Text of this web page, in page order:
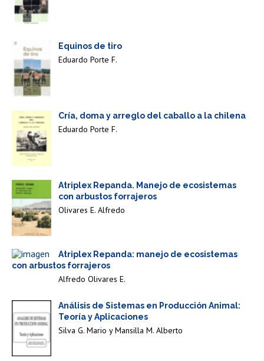
Equinos de tiro
Eduardo Porte F.
Cría, doma y arreglo del caballo a la chilena
Eduardo Porte F.
Atriplex Repanda. Manejo de ecosistemas
con arbustos forrajeros
Olivares E. Alfredo
Atriplex Repanda: manejo de ecosistemas
con arbustos forrajeros
Alfredo Olivares E.
Análisis de Sistemas en Producción Animal:
Teoría y Aplicaciones
Silva G. Mario y Mansilla M. Alberto